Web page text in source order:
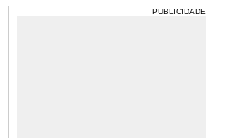
PUBLICIDADE